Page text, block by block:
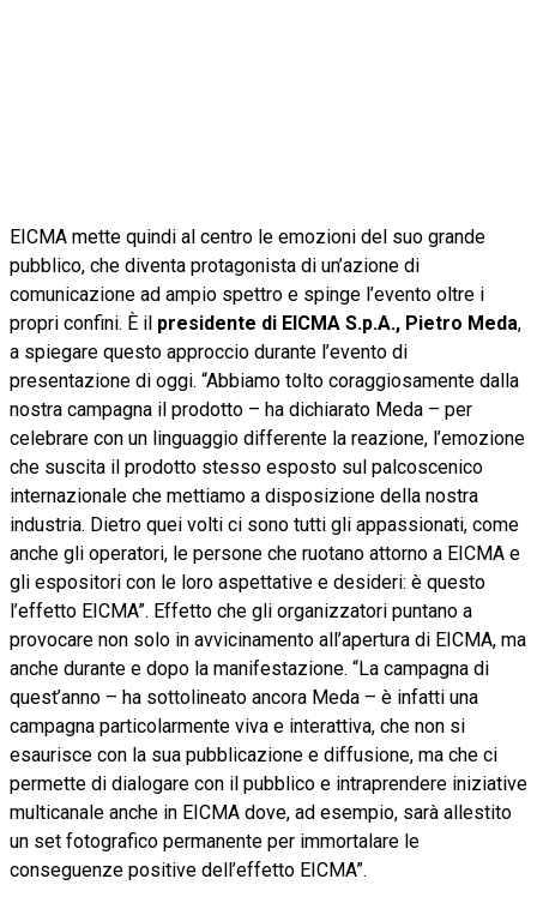
EICMA mette quindi al centro le emozioni del suo grande
pubblico, che diventa protagonista di un’azione di
comunicazione ad ampio spettro e spinge l’evento oltre i
propri confini. È il presidente di EICMA S.p.A., Pietro Meda,
a spiegare questo approccio durante l’evento di
presentazione di oggi. “Abbiamo tolto coraggiosamente dalla
nostra campagna il prodotto – ha dichiarato Meda – per
celebrare con un linguaggio differente la reazione, l’emozione
che suscita il prodotto stesso esposto sul palcoscenico
internazionale che mettiamo a disposizione della nostra
industria. Dietro quei volti ci sono tutti gli appassionati, come
anche gli operatori, le persone che ruotano attorno a EICMA e
gli espositori con le loro aspettative e desideri: è questo
l’effetto EICMA”. Effetto che gli organizzatori puntano a
provocare non solo in avvicinamento all’apertura di EICMA, ma
anche durante e dopo la manifestazione. “La campagna di
quest’anno – ha sottolineato ancora Meda – è infatti una
campagna particolarmente viva e interattiva, che non si
esaurisce con la sua pubblicazione e diffusione, ma che ci
permette di dialogare con il pubblico e intraprendere iniziative
multicanale anche in EICMA dove, ad esempio, sarà allestito
un set fotografico permanente per immortalare le
conseguenze positive dell’effetto EICMA”.